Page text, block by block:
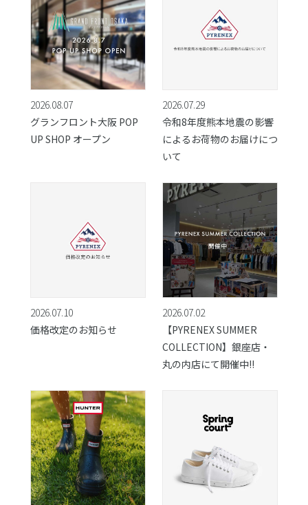
2026.08.07
グランフロント大阪 POP
UP SHOP オープン
2026.07.29
令和8年度熊本地震の影響
によるお荷物のお届けにつ
いて
2026.07.10
価格改定のお知らせ
2026.07.02
【PYRENEX SUMMER
COLLECTION】銀座店・
丸の内店にて開催中!!